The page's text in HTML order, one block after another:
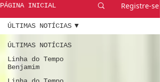
PÁGINA INICIAL Registre-se
ÚLTIMAS NOTÍCIAS
Linha do Tempo
Benjamim
ÚLTIMAS NOTÍCIAS